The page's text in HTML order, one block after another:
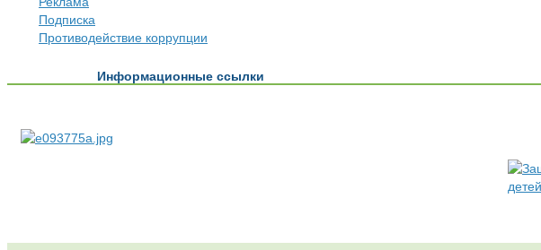
Подписка
Противодействие коррупции
Информационные ссылки